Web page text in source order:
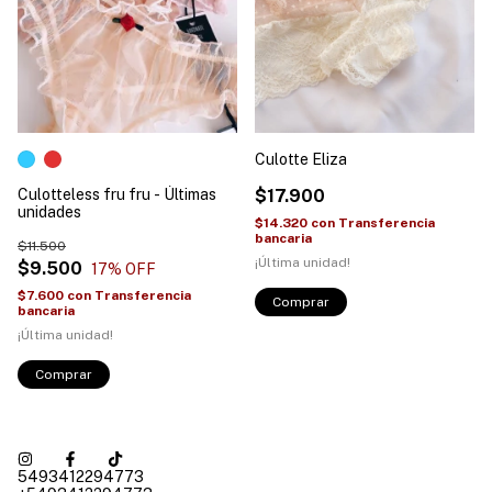
Culotteless fru fru - Últimas
unidades
$9.500
$11.500
17% OFF
$7.600 con Transferencia
bancaria
¡Última unidad!
Comprar
Culotte Eliza
$17.900
$14.320 con Transferencia
bancaria
¡Última unidad!
Comprar
5493412294773